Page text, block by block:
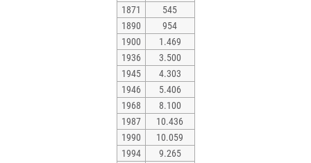
1871
545
1890
954
1900
1.469
1936
3.500
1945
4.303
1946
5.406
1968
8.100
1987
10.436
1990
10.059
1994
9.265